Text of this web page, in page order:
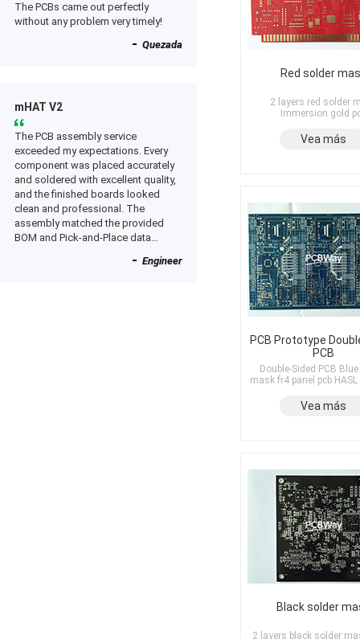
Red solder
2 layers red solder
Immersion gold
Vea más
PCB Prototype
PCB
Double-Sided PCB
mask fr4 panel pcb
Vea más
Black solder
2 layers black solder
The PCBs came out perfectly
without any problem very timely!
Quezada
mHAT V2
The PCB assembly service
exceeded my expectations. Every
component was placed accurately
and soldered with excellent quality,
and the finished boards looked
clean and professional. The
assembly matched the provided
BOM and Pick-and-Place data
expected after receiving the boards.
Engineer